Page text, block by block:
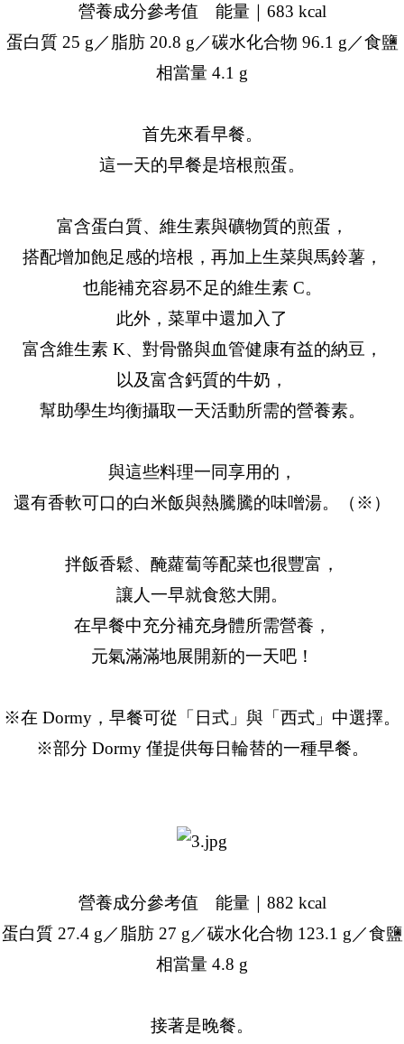
營養成分參考值 能量｜683 kcal
蛋白質 25 g／脂肪 20.8 g／碳水化合物 96.1 g／食鹽
相當量 4.1 g
首先來看早餐。
這一天的早餐是培根煎蛋。
富含蛋白質、維生素與礦物質的煎蛋，
搭配增加飽足感的培根，再加上生菜與馬鈴薯，
也能補充容易不足的維生素 C。
此外，菜單中還加入了
富含維生素 K、對骨骼與血管健康有益的納豆，
以及富含鈣質的牛奶，
幫助學生均衡攝取一天活動所需的營養素。
與這些料理一同享用的，
還有香軟可口的白米飯與熱騰騰的味噌湯。（※）
拌飯香鬆、醃蘿蔔等配菜也很豐富，
讓人一早就食慾大開。
在早餐中充分補充身體所需營養，
元氣滿滿地展開新的一天吧！
※在 Dormy，早餐可從「日式」與「西式」中選擇。
※部分 Dormy 僅提供每日輪替的一種早餐。
營養成分參考值 能量｜882 kcal
蛋白質 27.4 g／脂肪 27 g／碳水化合物 123.1 g／食鹽
相當量 4.8 g
接著是晚餐。